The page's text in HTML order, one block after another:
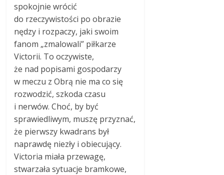
spokojnie wrócić
do rzeczywistości po obrazie
nędzy i rozpaczy, jaki swoim
fanom „zmalowali” piłkarze
Victorii. To oczywiste,
że nad popisami gospodarzy
w meczu z Obrą nie ma co się
rozwodzić, szkoda czasu
i nerwów. Choć, by być
sprawiedliwym, muszę przyznać,
że pierwszy kwadrans był
naprawdę niezły i obiecujący.
Victoria miała przewagę,
stwarzała sytuacje bramkowe,